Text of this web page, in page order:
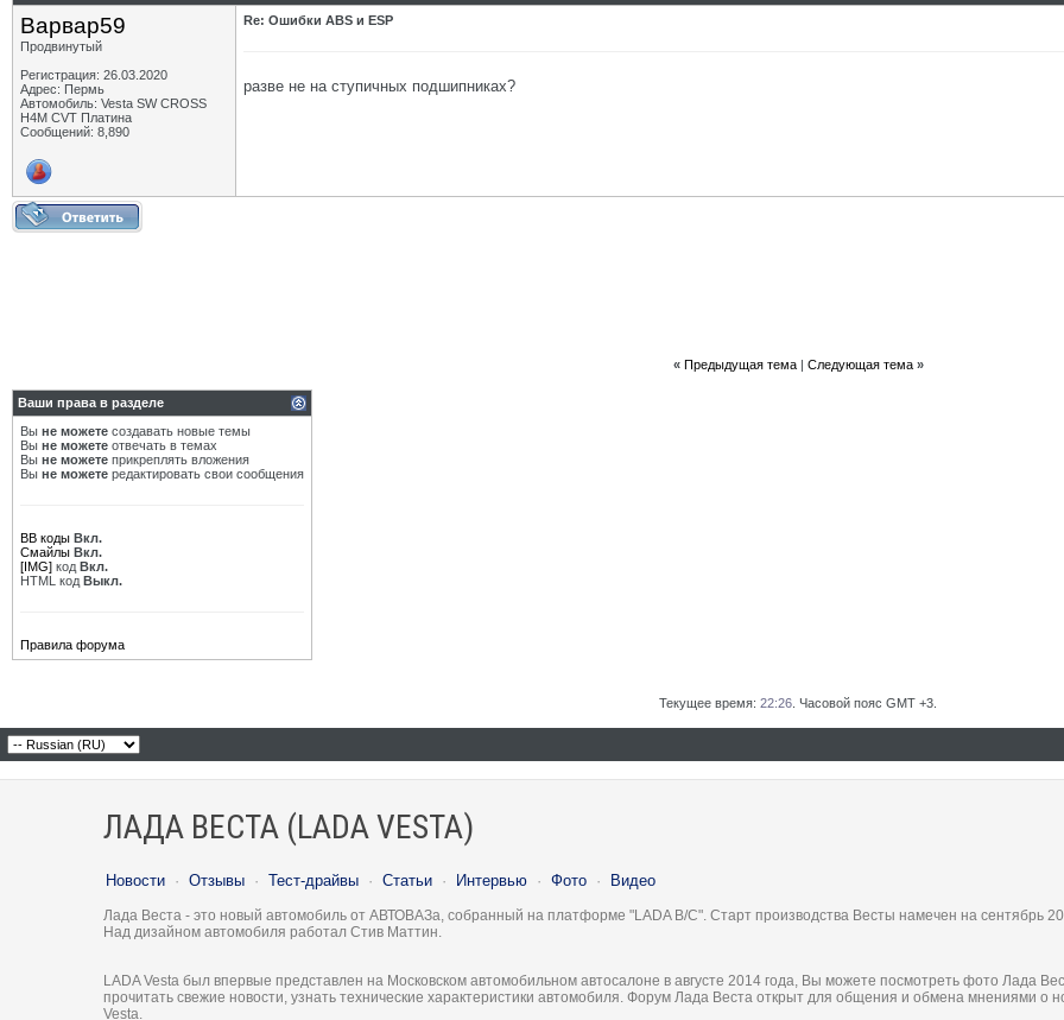
Варвар59
Продвинутый
Регистрация: 26.03.2020
Адрес: Пермь
Автомобиль: Vesta SW CROSS
H4M CVT Платина
Сообщений: 8,890
Re: Ошибки ABS и ESP
разве не на ступичных подшипниках?
« Предыдущая тема| Следующая тема »
Ваши права в разделе
Вы не можете создавать новые темы
Вы не можете отвечать в темах
Вы не можете прикреплять вложения
Вы не можете редактировать свои сообщения
BB коды Вкл.
Смайлы Вкл.
[IMG] код Вкл.
HTML код Выкл.
Правила форума
Текущее время: 22:26 . Часовой пояс GMT +3.
ЛАДА ВЕСТА (LADA VESTA)
Новости · Отзывы · Тест-драйвы · Статьи · Интервью · Фото · Видео
Лада Веста - это новый автомобиль от АВТОВАЗа, собранный на платформе "LADA B/C". Старт производства Весты намечен на сентябрь
Над дизайном автомобиля работал Стив Маттин.
LADA Vesta был впервые представлен на Московском автомобильном автосалоне в августе 2014 года, Вы можете посмотреть фото Лада
прочитать свежие новости, узнать технические характеристики автомобиля. Форум Лада Веста открыт для общения и обмена мнениями о
Vesta.